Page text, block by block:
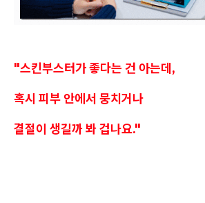
"스킨부스터가 좋다는 건 아는데,
혹시 피부 안에서 뭉치거나
결절이 생길까 봐 겁나요."